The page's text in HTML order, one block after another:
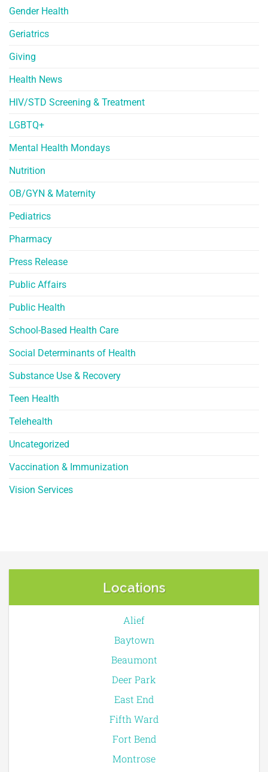
Gender Health
Geriatrics
Giving
Health News
HIV/STD Screening & Treatment
LGBTQ+
Mental Health Mondays
Nutrition
OB/GYN & Maternity
Pediatrics
Pharmacy
Press Release
Public Affairs
Public Health
School-Based Health Care
Social Determinants of Health
Substance Use & Recovery
Teen Health
Telehealth
Uncategorized
Vaccination & Immunization
Vision Services
Locations
Alief
Baytown
Beaumont
Deer Park
East End
Fifth Ward
Fort Bend
Montrose